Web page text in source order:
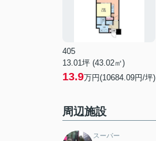
405
13.01坪 (43.02㎡)
13.9万円(10684.09円/坪)
周辺施設
スーパー